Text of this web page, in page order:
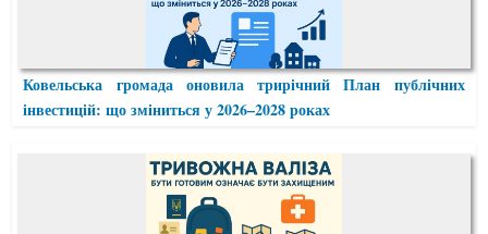
Ковельська громада оновила трирічний План публічних
інвестицій: що зміниться у 2026–2028 роках